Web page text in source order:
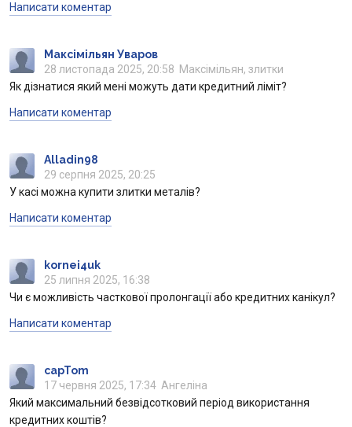
Написати коментар
Максімільян Уваров
28 листопада 2025, 20:58 Максімільян, злитки
Як дізнатися який мені можуть дати кредитний ліміт?
Написати коментар
Alladin98
29 серпня 2025, 20:25
У касі можна купити злитки металів?
Написати коментар
kornei4uk
25 липня 2025, 16:38
Чи є можливість часткової пролонгації або кредитних канікул?
Написати коментар
capTom
17 червня 2025, 17:34 Ангеліна
Який максимальний безвідсотковий період використання
кредитних коштів?